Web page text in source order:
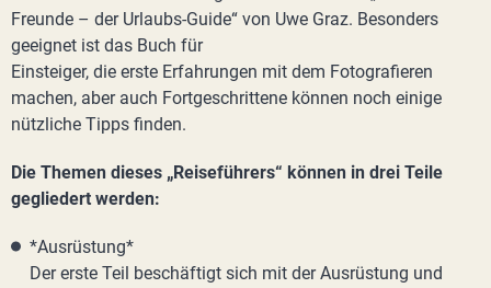
Freunde – der Urlaubs-Guide“ von Uwe Graz. Besonders
geeignet ist das Buch für
Einsteiger, die erste Erfahrungen mit dem Fotografieren
machen, aber auch Fortgeschrittene können noch einige
nützliche Tipps finden.
Die Themen dieses „Reiseführers“ können in drei Teile
gegliedert werden:
*Ausrüstung*
Der erste Teil beschäftigt sich mit der Ausrüstung und